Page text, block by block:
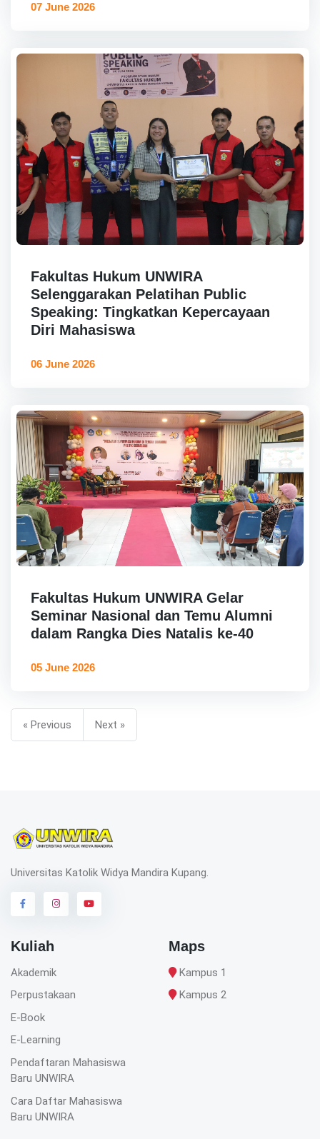
07 June 2026
Fakultas Hukum UNWIRA
Selenggarakan Pelatihan Public
Speaking: Tingkatkan Kepercayaan
Diri Mahasiswa
06 June 2026
Fakultas Hukum UNWIRA Gelar
Seminar Nasional dan Temu Alumni
dalam Rangka Dies Natalis ke-40
05 June 2026
« Previous Next »
Universitas Katolik Widya Mandira Kupang.
Kuliah
Akademik
Perpustakaan
E-Book
E-Learning
Pendaftaran Mahasiswa
Baru UNWIRA
Cara Daftar Mahasiswa
Baru UNWIRA
Maps
Kampus 1
Kampus 2